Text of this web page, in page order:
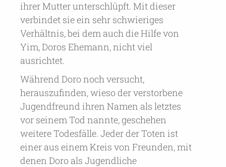
ihrer Mutter unterschlüpft. Mit dieser
verbindet sie ein sehr schwieriges
Verhältnis, bei dem auch die Hilfe von
Yim, Doros Ehemann, nicht viel
ausrichtet.
Während Doro noch versucht,
herauszufinden, wieso der verstorbene
Jugendfreund ihren Namen als letztes
vor seinem Tod nannte, geschehen
weitere Todesfälle. Jeder der Toten ist
einer aus einem Kreis von Freunden, mit
denen Doro als Jugendliche